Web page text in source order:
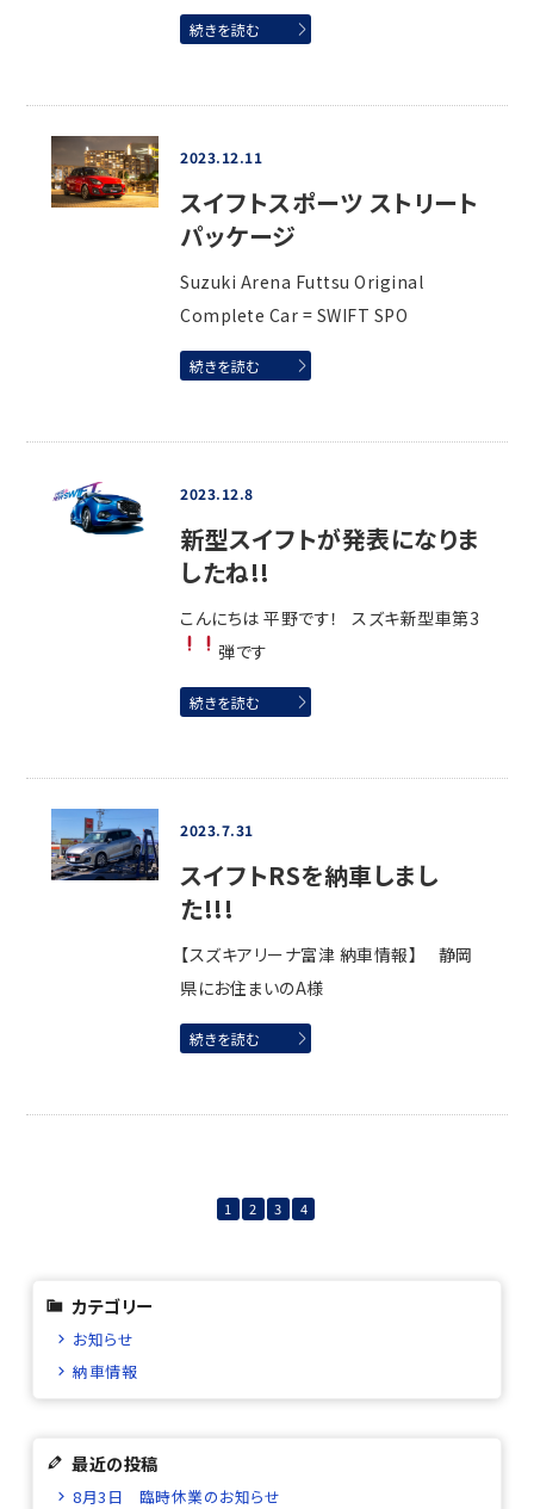
続きを読む
2023.12.11
スイフトスポーツ ストリート
パッケージ
Suzuki Arena Futtsu Original
Complete Car = SWIFT SPO
続きを読む
2023.12.8
新型スイフトが発表になりま
したね!!
こんにちは 平野です！ スズキ新型車第3
弾です
続きを読む
2023.7.31
スイフトRSを納車しまし
た!!!
【スズキアリーナ富津 納車情報】 静岡
県にお住まいのA様
続きを読む
1 2 3 4
カテゴリー
お知らせ
納車情報
最近の投稿
8月3日 臨時休業のお知らせ